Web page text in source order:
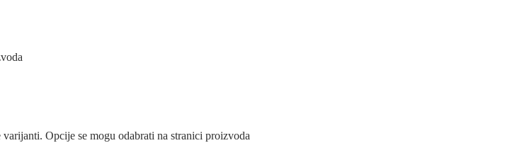
Opcije se mogu odabrati na stranici proizvoda